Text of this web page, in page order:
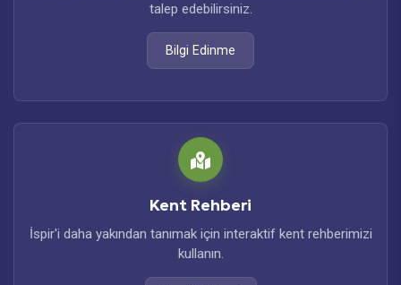
talep edebilirsiniz.
Bilgi Edinme
Kent Rehberi
İspir'i daha yakından tanımak için interaktif kent rehberimizi
kullanın.